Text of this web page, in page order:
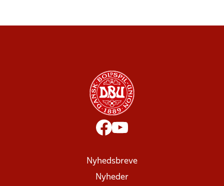
Nyhedsbreve
Nyheder